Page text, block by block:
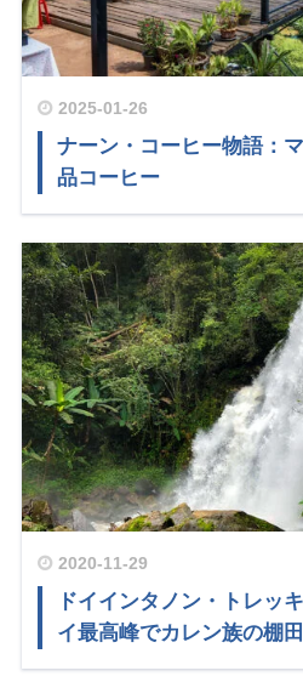
2025-01-26
ナーン・コーヒー物語：
品コーヒー
2020-11-29
ドイインタノン・トレッ
イ最高峰でカレン族の棚